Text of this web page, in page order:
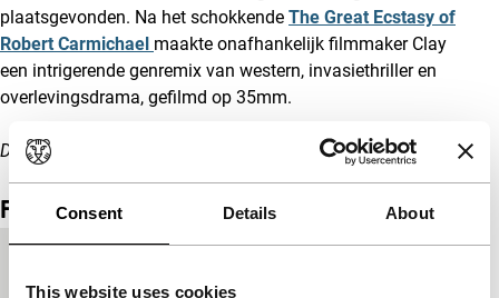
Consent Details About
This website uses cookies
plaatsgevonden. Na het schokkende The Great Ecstasy of
Robert Carmichael maakte onafhankelijk filmmaker Clay
een intrigerende genremix van western, invasiethriller en
overlevingsdrama, gefilmd op 35mm.
Deze film is onderdeel van de Big Screen Tour 2020.
Film details